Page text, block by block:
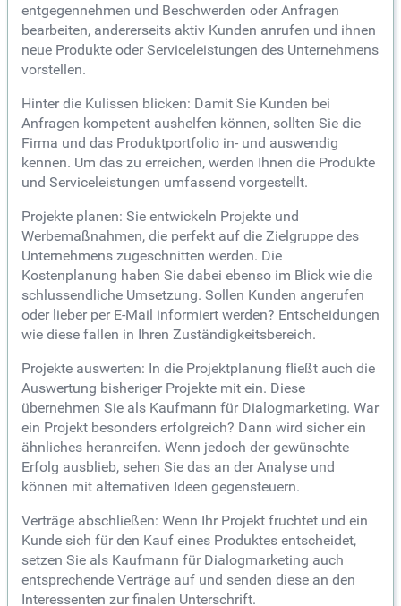
entgegennehmen und Beschwerden oder Anfragen
bearbeiten, andererseits aktiv Kunden anrufen und ihnen
neue Produkte oder Serviceleistungen des Unternehmens
vorstellen.
Hinter die Kulissen blicken: Damit Sie Kunden bei
Anfragen kompetent aushelfen können, sollten Sie die
Firma und das Produktportfolio in- und auswendig
kennen. Um das zu erreichen, werden Ihnen die Produkte
und Serviceleistungen umfassend vorgestellt.
Projekte planen: Sie entwickeln Projekte und
Werbemaßnahmen, die perfekt auf die Zielgruppe des
Unternehmens zugeschnitten werden. Die
Kostenplanung haben Sie dabei ebenso im Blick wie die
schlussendliche Umsetzung. Sollen Kunden angerufen
oder lieber per E-Mail informiert werden? Entscheidungen
wie diese fallen in Ihren Zuständigkeitsbereich.
Projekte auswerten: In die Projektplanung fließt auch die
Auswertung bisheriger Projekte mit ein. Diese
übernehmen Sie als Kaufmann für Dialogmarketing. War
ein Projekt besonders erfolgreich? Dann wird sicher ein
ähnliches heranreifen. Wenn jedoch der gewünschte
Erfolg ausblieb, sehen Sie das an der Analyse und
können mit alternativen Ideen gegensteuern.
Verträge abschließen: Wenn Ihr Projekt fruchtet und ein
Kunde sich für den Kauf eines Produktes entscheidet,
setzen Sie als Kaufmann für Dialogmarketing auch
entsprechende Verträge auf und senden diese an den
Interessenten zur finalen Unterschrift.